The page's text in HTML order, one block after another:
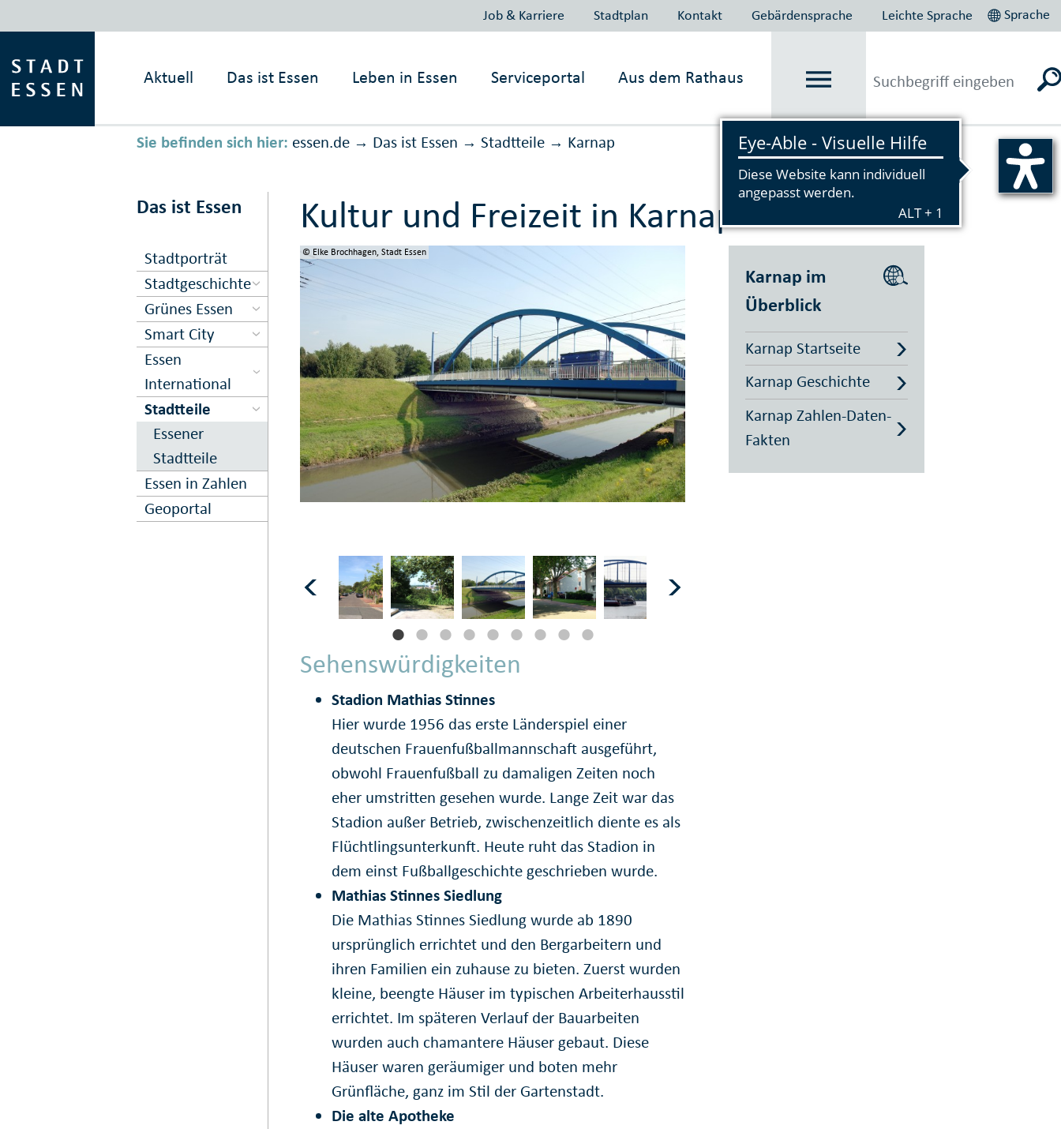
Job & Karriere Stadtplan Kontakt Gebärdensprache Leichte Sprache Sprache
Aktuell Das ist Essen Leben in Essen Serviceportal Aus dem Rathaus
Sie befinden sich hier: essen.de → Das ist Essen → Stadtteile → Karnap Vorlesen
Das ist Essen
Stadtporträt
Stadtgeschichte
Grünes Essen
Smart City
Essen
International
Stadtteile
Essener
Stadtteile
Essen in Zahlen
Geoportal
Kultur und Freizeit in Karnap
© Elke Brochhagen, Stadt Essen
© Elke Brochhagen, Stadt Essen
© Elke Brochhagen, Stadt Essen
© Elke Brochhagen, Stadt Essen
© Elke Brochhagen, Stadt Essen
© Stadt Essen, Presse- und Kommunikationsamt, Lina Herrmann
© Stadt Essen, Presse- und Kommunikationsamt, Lina Herrmann
© Stadt Essen, Presse- und Kommunikationsamt, Lina Herrmann
© Stadt Essen, Presse- und Kommunikationsamt, Lina Herrmann
Sehenswürdigkeiten
Stadion Mathias Stinnes
Hier wurde 1956 das erste Länderspiel einer
deutschen Frauenfußballmannschaft ausgeführt,
obwohl Frauenfußball zu damaligen Zeiten noch
eher umstritten gesehen wurde. Lange Zeit war das
Stadion außer Betrieb, zwischenzeitlich diente es als
Flüchtlingsunterkunft. Heute ruht das Stadion in
dem einst Fußballgeschichte geschrieben wurde.
Mathias Stinnes Siedlung
Die Mathias Stinnes Siedlung wurde ab 1890
ursprünglich errichtet und den Bergarbeitern und
ihren Familien ein zuhause zu bieten. Zuerst wurden
kleine, beengte Häuser im typischen Arbeiterhausstil
errichtet. Im späteren Verlauf der Bauarbeiten
wurden auch chamantere Häuser gebaut. Diese
Häuser waren geräumiger und boten mehr
Grünfläche, ganz im Stil der Gartenstadt.
Die alte Apotheke
Karnap im
Überblick
Karnap Startseite
Karnap Geschichte
Karnap Zahlen-Daten-
Fakten